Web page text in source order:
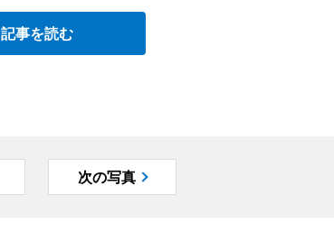
記事を読む
次の写真